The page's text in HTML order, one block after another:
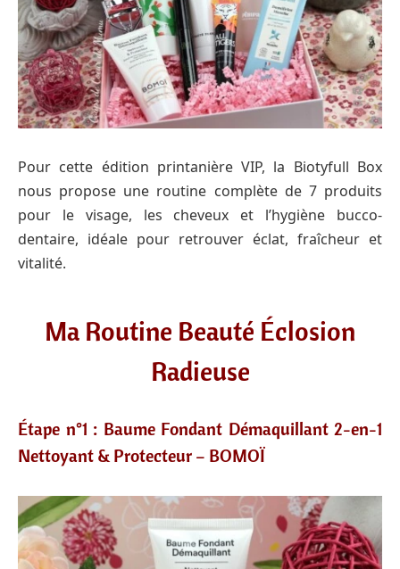
Pour cette édition printanière VIP, la Biotyfull Box
nous propose une routine complète de 7 produits
pour le visage, les cheveux et l’hygiène bucco-
dentaire, idéale pour retrouver éclat, fraîcheur et
vitalité.
Ma Routine Beauté Éclosion
Radieuse
Étape n°1 : Baume Fondant Démaquillant 2-en-1
Nettoyant & Protecteur – BOMOÏ